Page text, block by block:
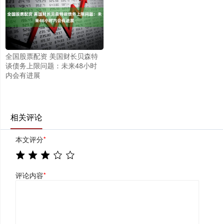
全国股票配资 美国财长贝森特
谈债务上限问题：未来48小时
内会有进展
相关评论
本文评分*
评论内容*